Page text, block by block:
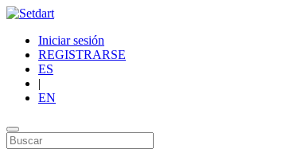
Iniciar sesión
REGISTRARSE
ES
|
EN